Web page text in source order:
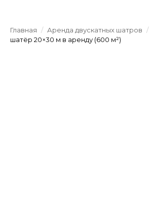
Главная / Аренда двускатных шатров /
шатёр 20×30 м в аренду (600 м²)